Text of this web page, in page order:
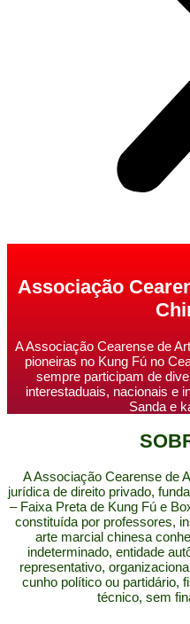
Associação
A Associação Cearense de
pioneiras no Kung Fú no
sempre participam de
interestaduais, nacionais e
Sanda e
A Associação Cearense de
jurídica de direito privado,
– Faixa Preta de Kung Fú e
constituída por professores,
arte marcial chinesa
indeterminado, entidade
representativo,
cunho político ou partidário,
técnico, sem